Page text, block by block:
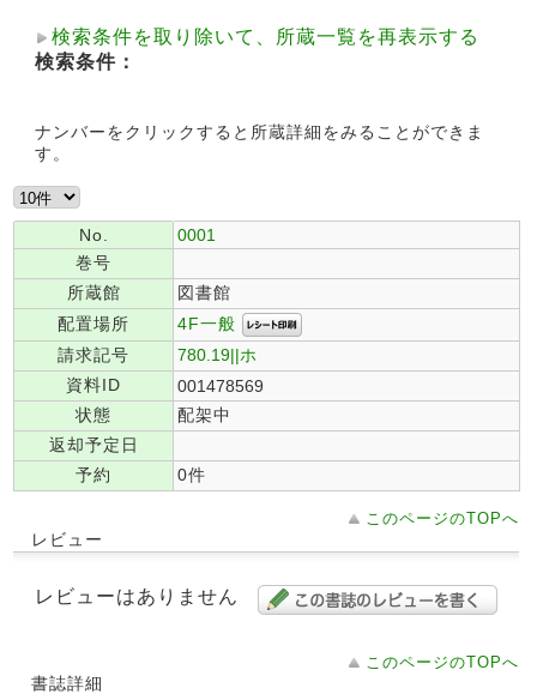
検索条件を取り除いて、所蔵一覧を再表示する
検索条件：
ナンバーをクリックすると所蔵詳細をみることができま
す。
No.
0001
巻号
所蔵館
図書館
配置場所
4F一般
請求記号
780.19||ホ
資料ID
001478569
状態
配架中
返却予定日
予約
0件
このページのTOPへ
レビュー
レビューはありません
このページのTOPへ
書誌詳細